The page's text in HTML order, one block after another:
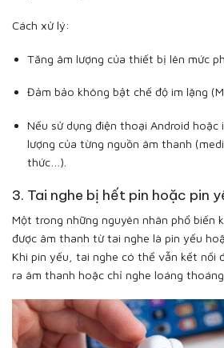
Cách xử lý:
Tăng âm lượng của thiết bị lên mức
Đảm bảo không bật chế độ im lặng
Nếu sử dụng điện thoại Android hoặc
lượng của từng nguồn âm thanh
thức…).
3. Tai nghe bị hết pin hoặc pin
Một trong những nguyên nhân phổ biến
được âm thanh từ tai nghe là pin yếu
Khi pin yếu, tai nghe có thể vẫn kết nối
ra âm thanh hoặc chỉ nghe loáng